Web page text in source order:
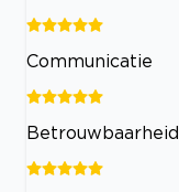
Communicatie
Betrouwbaarheid